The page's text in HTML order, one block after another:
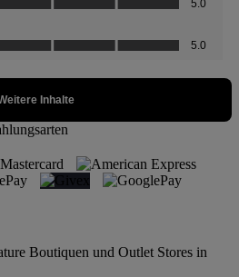
Boutiquen und Outlet Stores in